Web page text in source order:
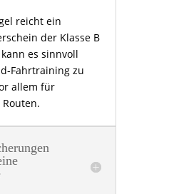
reicht ein
der Klasse B
es sinnvoll
Fahrtraining zu
allem für